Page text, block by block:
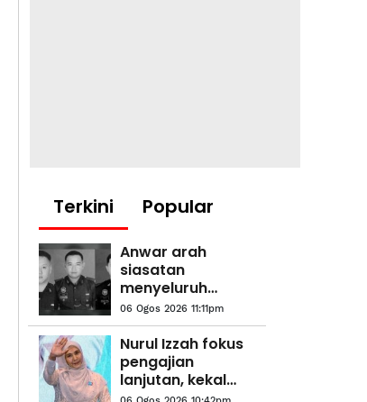
Terkini Popular
Anwar arah
siasatan
menyeluruh
kejadian anggota
polis maut di
Beaufort
06 Ogos 2026 11:11pm
Nurul Izzah fokus
pengajian
lanjutan, kekal